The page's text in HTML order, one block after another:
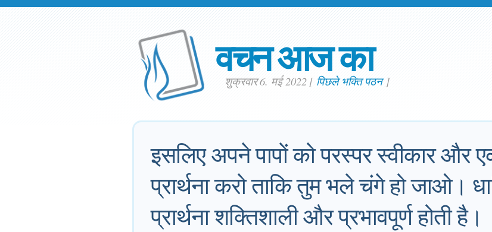
वचन आज का
शुक्रवार 6. मई 2022 [ पिछले भक्ति पठन]
इसलिए अपने पापों को परस्पर स्वीकार और
प्रार्थना करो ताकि तुम भले चंगे हो जाओ।
प्रार्थना शक्तिशाली और प्रभावपूर्ण होती है।